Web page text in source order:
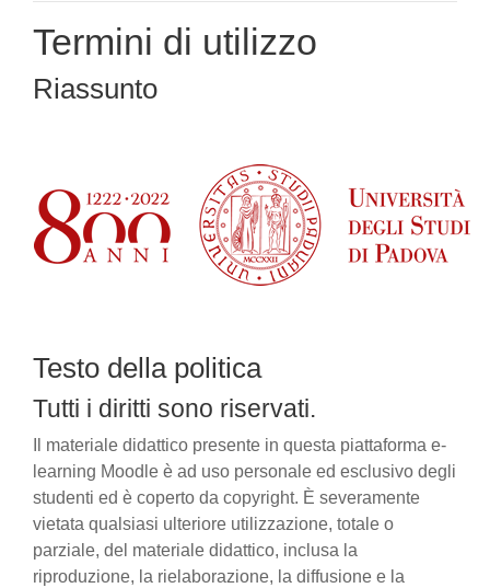
Termini di utilizzo
Riassunto
Testo della politica
Tutti i diritti sono riservati.
Il materiale didattico presente in questa piattaforma e-
learning Moodle è ad uso personale ed esclusivo degli
studenti ed è coperto da copyright. È severamente
vietata qualsiasi ulteriore utilizzazione, totale o
parziale, del materiale didattico, inclusa la
riproduzione, la rielaborazione, la diffusione e la